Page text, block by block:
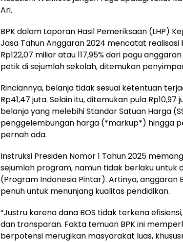
Ari.
BPK dalam Laporan Hasil Pemeriksaan (LHP)
Jasa Tahun Anggaran 2024 mencatat realisasi
Rp122,07 miliar atau 117,95% dari pagu
petik di sejumlah sekolah, ditemukan
Rinciannya, belanja tidak sesuai ketentuan
Rp41,47 juta. Selain itu, ditemukan pula
belanja yang melebihi Standar Satuan Harga
penggelembungan harga (*markup*) hingga
pernah ada.
Instruksi Presiden Nomor 1 Tahun 2025
sejumlah program, namun tidak berlaku untuk
(Program Indonesia Pintar). Artinya, anggaran
penuh untuk menunjang kualitas pendidikan.
“Justru karena dana BOS tidak terkena
dan transparan. Fakta temuan BPK ini
berpotensi merugikan masyarakat luas,